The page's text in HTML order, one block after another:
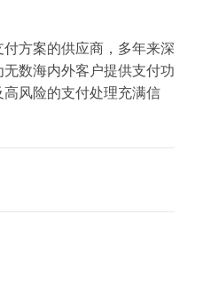
方案的供应商，多年来深
数海内外客户提供支付功
风险的支付处理充满信